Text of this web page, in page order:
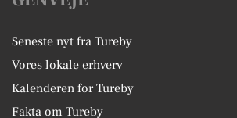
Seneste nyt fra Tureby
Vores lokale erhverv
Kalenderen for Tureby
Fakta om Tureby